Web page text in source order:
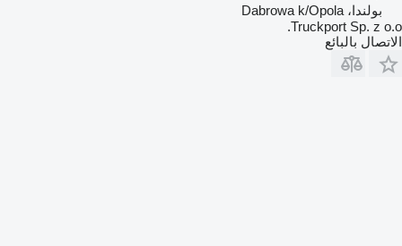
بولندا، Dabrowa k/Opola
Truckport Sp. z o.o.
الاتصال بالبائع